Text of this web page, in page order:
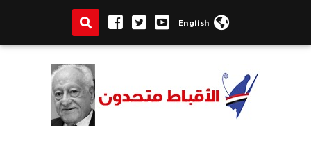
English